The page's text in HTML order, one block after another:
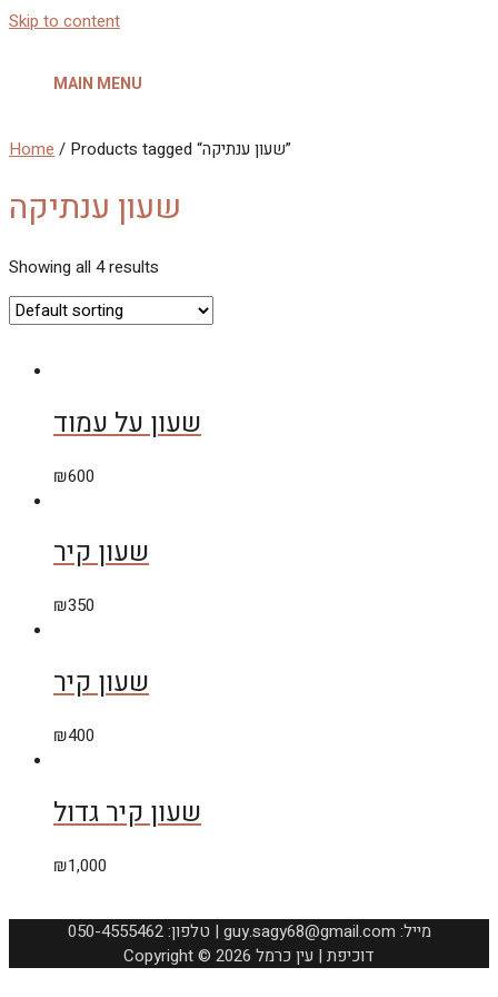
Skip to content
MAIN MENU
Home / Products tagged “שעון ענתיקה”
שעון ענתיקה
Showing all 4 results
שעון על עמוד
₪600
שעון קיר
₪350
שעון קיר
₪400
שעון קיר גדול
₪1,000
050-4555462 :טלפון | guy.sagy68@gmail.com :מייל
Copyright © 2026 דוכיפת | עין כרמל